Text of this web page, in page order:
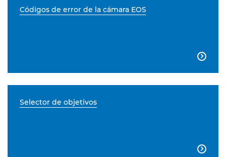
Códigos de error de la cámara EOS

Selector de objetivos
